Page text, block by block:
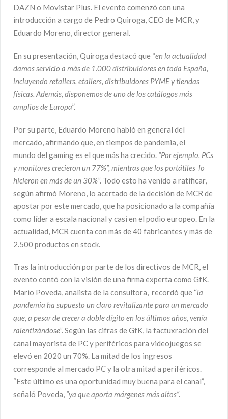
DAZN o Movistar Plus. El evento comenzó con una
introducción a cargo de Pedro Quiroga, CEO de MCR, y
Eduardo Moreno, director general.
En su presentación, Quiroga destacó que “en la actualidad
damos servicio a más de 1.000 distribuidores en toda España,
incluyendo retailers, etailers, distribuidores PYME y tiendas
físicas. Además, disponemos de uno de los catálogos más
amplios de Europa”.
Por su parte, Eduardo Moreno habló en general del
mercado, afirmando que, en tiempos de pandemia, el
mundo del gaming es el que más ha crecido. “Por ejemplo, PCs
y monitorescrecieron un 77%”, mientras que los portátiles lo
hicieron en más de un 30%”. Todo esto ha venido a ratificar,
según afirmó Moreno, lo acertado de la decisión de MCR de
apostar por este mercado, que ha posicionado a la compañía
como líder a escala nacional y casi en el podio europeo. En la
actualidad, MCR cuenta con más de 40 fabricantes y más de
2.500 productos en stock.
Tras la introducción por parte de los directivos de MCR, el
evento contó con la visión de una firma experta como GfK.
Mario Poveda, analista de la consultora, recordó que “la
pandemia ha supuesto un claro revitalizante para un mercado
que, a pesar de crecer a doble dígito en los últimos años, venía
ralentizándose”. Según las cifras de GfK, la factuxración del
canal mayorista de PC y periféricos para videojuegos se
elevó en 2020 un 70%. La mitad de los ingresos
corresponde al mercado PC y la otra mitad a periféricos.
“Este último es una oportunidad muy buena para el canal”,
señaló Poveda, “ya que aporta márgenes más altos”.